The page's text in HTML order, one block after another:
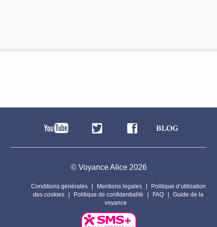
© Voyance Alice 2026
Conditions générales Mentions légales
Politique d’utilisation
des cookies
Politique de confidentialité FAQ
Guide de la
voyance